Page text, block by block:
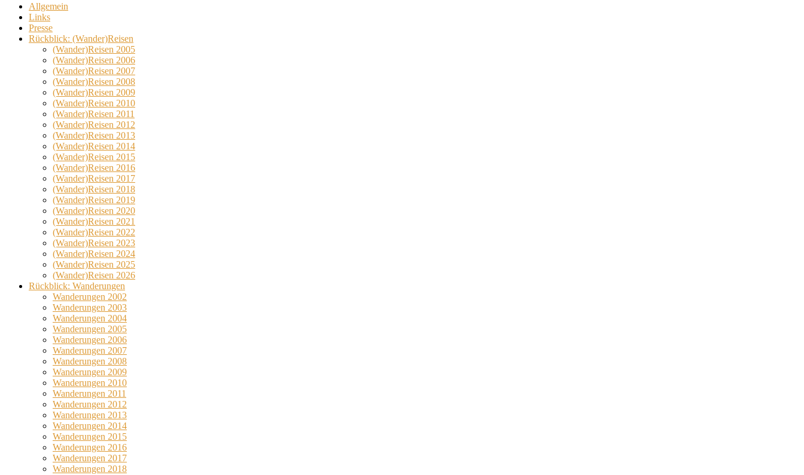
Allgemein
Links
Presse
Rückblick: (Wander)Reisen
(Wander)Reisen 2005
(Wander)Reisen 2006
(Wander)Reisen 2007
(Wander)Reisen 2008
(Wander)Reisen 2009
(Wander)Reisen 2010
(Wander)Reisen 2011
(Wander)Reisen 2012
(Wander)Reisen 2013
(Wander)Reisen 2014
(Wander)Reisen 2015
(Wander)Reisen 2016
(Wander)Reisen 2017
(Wander)Reisen 2018
(Wander)Reisen 2019
(Wander)Reisen 2020
(Wander)Reisen 2021
(Wander)Reisen 2022
(Wander)Reisen 2023
(Wander)Reisen 2024
(Wander)Reisen 2025
(Wander)Reisen 2026
Rückblick: Wanderungen
Wanderungen 2002
Wanderungen 2003
Wanderungen 2004
Wanderungen 2005
Wanderungen 2006
Wanderungen 2007
Wanderungen 2008
Wanderungen 2009
Wanderungen 2010
Wanderungen 2011
Wanderungen 2012
Wanderungen 2013
Wanderungen 2014
Wanderungen 2015
Wanderungen 2016
Wanderungen 2017
Wanderungen 2018